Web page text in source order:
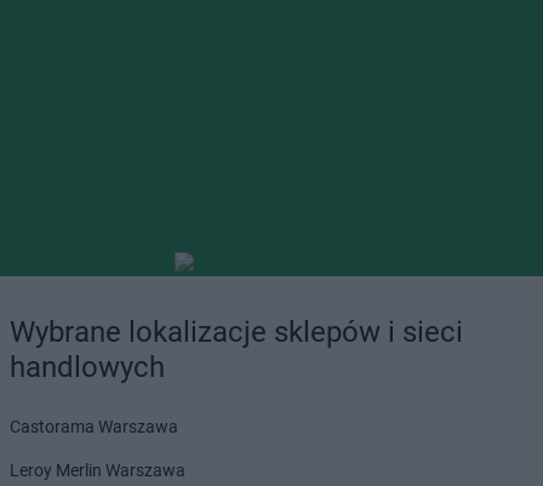
Wybrane lokalizacje sklepów i sieci
handlowych
Castorama Warszawa
Leroy Merlin Warszawa